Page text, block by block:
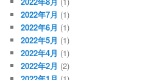
2022年7月 (1)
2022年6月 (1)
2022年5月 (1)
2022年4月 (1)
2022年2月 (2)